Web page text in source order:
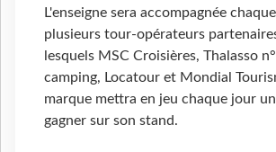
L'enseigne sera accompagnée
plusieurs tour-opérateurs
lesquels MSC Croisières, Thalasso
camping, Locatour et Mondial
marque mettra en jeu chaque jour
gagner sur son stand.